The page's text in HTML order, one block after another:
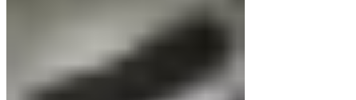
DUKE125 12-16
RC8
SMR950
MV Agusta